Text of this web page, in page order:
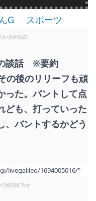
G スポーツ
b+fh8YUZ0
談話 ※要約
の後のリリーフも頑
った。バントして点
ども、打っていった
、バントするかどう
livegalileo/1694005016/"
5tM5MC4vd